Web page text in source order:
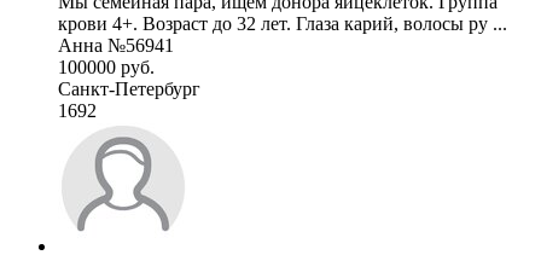
крови 4+. Возраст до 32 лет. Глаза карий, волосы ру ...
Анна №56941
100000 руб.
Санкт-Петербург
1692